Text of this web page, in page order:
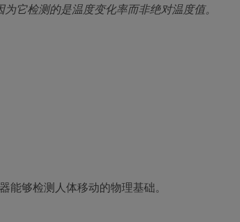
它检测的是温度变化率而非绝对温度值。
够检测人体移动的物理基础。